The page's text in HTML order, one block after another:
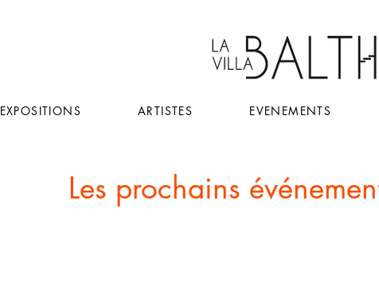
EXPOSITIONS ARTISTES EVENEMENTS
Les prochains